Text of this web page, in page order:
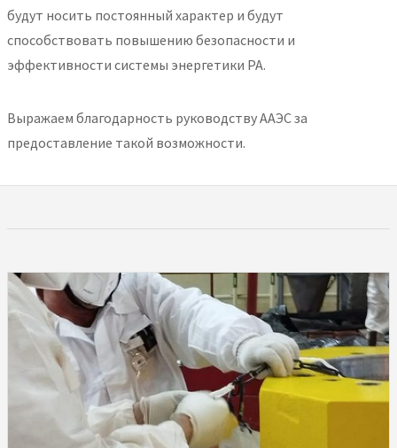
будут носить постоянный характер и будут
способствовать повышению безопасности и
эффективности системы энергетики РА.
Выражаем благодарность руководству ААЭС за
предоставление такой возможности.